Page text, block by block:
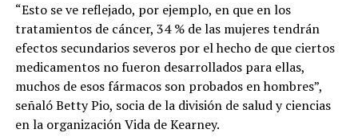
“Esto se ve reflejado, por ejemplo, en que en los
tratamientos de cáncer, 34 % de las mujeres tendrán
efectos secundarios severos por el hecho de que ciertos
medicamentos no fueron desarrollados para ellas,
muchos de esos fármacos son probados en hombres”,
señaló Betty Pio, socia de la división de salud y ciencias
en la organización Vida de Kearney.